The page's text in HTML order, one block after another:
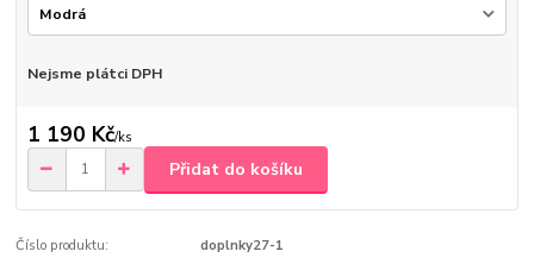
Nejsme plátci DPH
1 190 Kč/ks
Přidat do košíku
Číslo produktu: doplnky27-1